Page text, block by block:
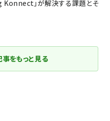
Konnect」が解決する課題とそ
をもっと見る